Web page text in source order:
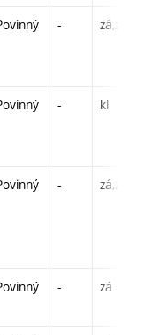
- zá,zk
- kl
- zá,zk
- zá